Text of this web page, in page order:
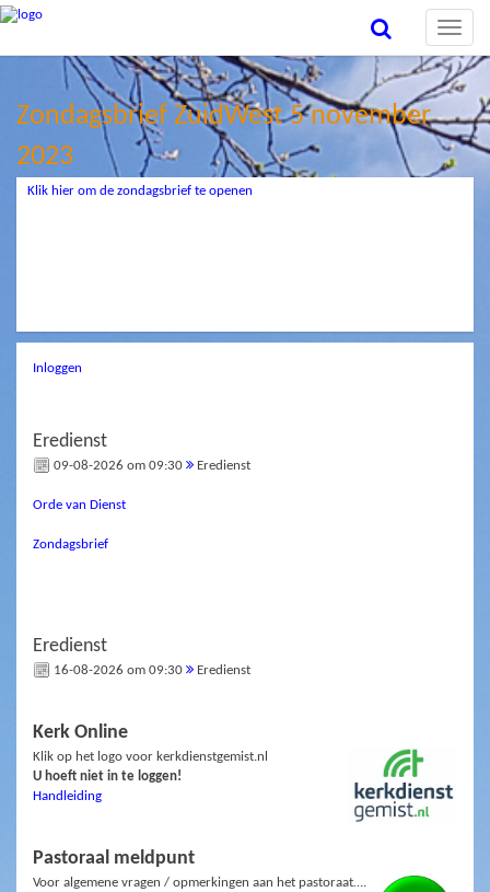
Toggle
Zondagsbrief ZuidWest 5 november
2023
Klik hier om de zondagsbrief te openen
Inloggen
Eredienst
09-08-2026 om 09:30 Eredienst
Orde van Dienst
Zondagsbrief
Eredienst
16-08-2026 om 09:30 Eredienst
Kerk Online
Klik op het logo voor kerkdienstgemist.nl
U hoeft niet in te loggen!
Handleiding
Pastoraal meldpunt
Voor algemene vragen / opmerkingen aan het pastoraat….